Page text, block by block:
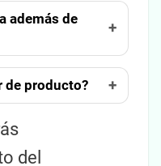
además de
de producto?
del